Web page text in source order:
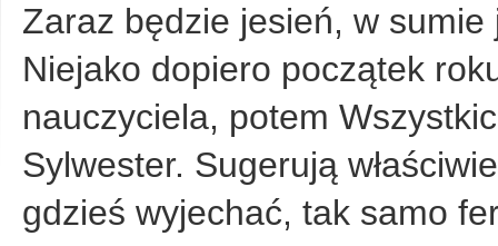
Zaraz będzie jesień, w
Niejako dopiero początek
nauczyciela, potem
Sylwester. Sugerują
gdzieś wyjechać, tak samo